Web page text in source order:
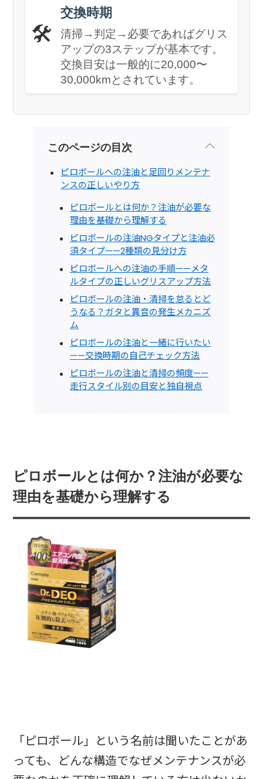
🛠️
交換時期
清掃→判定→必要であればグリス
アップの3ステップが基本です。
交換目安は一般的に20,000〜
30,000kmとされています。
このページの目次
ピロボールへの注油と足回りメンテナ
ンスの正しいやり方
ピロボールとは何か？注油が必要な
理由を基礎から理解する
ピロボールの注油NGタイプと注油必
須タイプ——2種類の見分け方
ピロボールへの注油の手順——メタ
ルタイプの正しいグリスアップ方法
ピロボールの注油・清掃を怠るとど
うなる？ガタと異音の発生メカニズ
ム
ピロボールの注油と一緒に行いたい
——交換時期の自己チェック方法
ピロボールの注油と清掃の頻度——
走行スタイル別の目安と独自視点
ピロボールとは何か？注油が必要な
理由を基礎から理解する
「ピロボール」という名前は聞いたことがあ
っても、どんな構造でなぜメンテナンスが必